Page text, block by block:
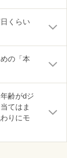
くらい
の「本
齢がdジ
てはま
りにモ